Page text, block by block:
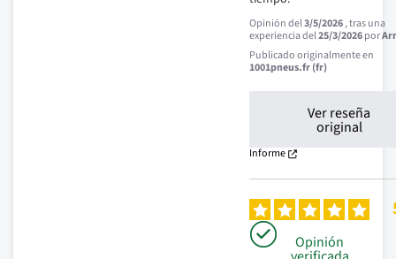
Opinión del3/5/2026, tras una
experiencia del25/3/2026por
Publicado originalmente en
1001pneus.fr (fr)
Ver reseña
original
Informe
Opinión